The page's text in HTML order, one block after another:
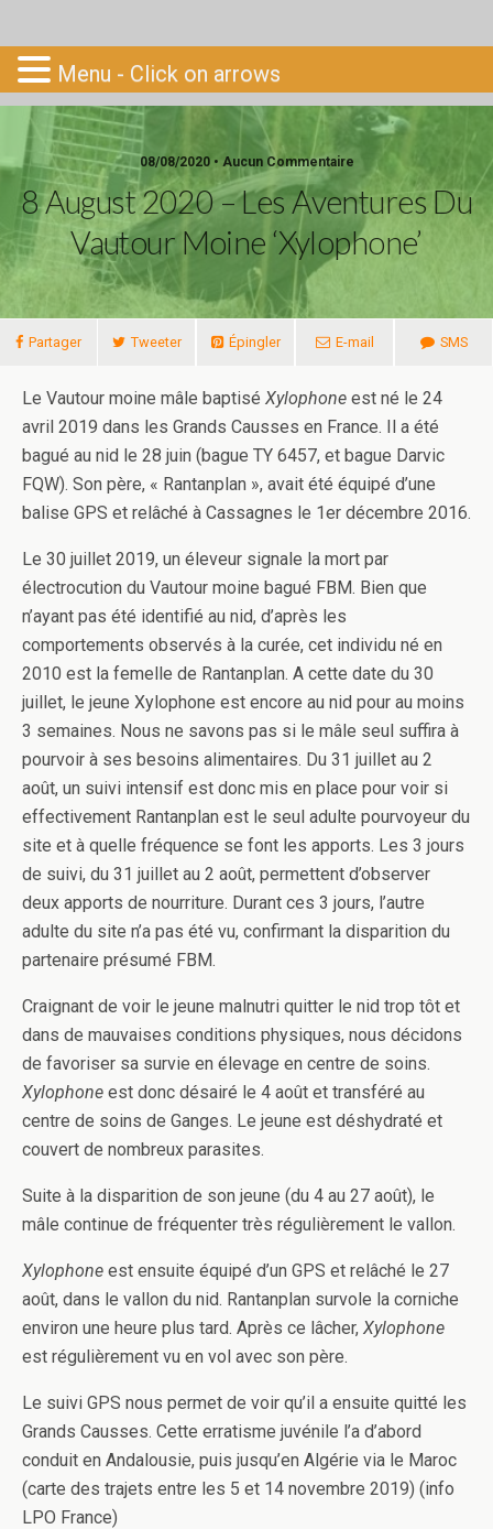
Go-South
08/08/2020 • Aucun Commentaire
8 August 2020 – Les Aventures Du
Vautour Moine ‘xylophone’
Partager Tweeter Épingler E-mail SMS
Le Vautour moine mâle baptisé Xylophone est né le 24
avril 2019 dans les Grands Causses en France. Il a été
bagué au nid le 28 juin (bague TY 6457, et bague Darvic
FQW). Son père, « Rantanplan », avait été équipé d’une
balise GPS et relâché à Cassagnes le 1er décembre 2016.
Le 30 juillet 2019, un éleveur signale la mort par
électrocution du Vautour moine bagué FBM. Bien que
n’ayant pas été identifié au nid, d’après les
comportements observés à la curée, cet individu né en
2010 est la femelle de Rantanplan. A cette date du 30
juillet, le jeune Xylophone est encore au nid pour au moins
3 semaines. Nous ne savons pas si le mâle seul suffira à
pourvoir à ses besoins alimentaires. Du 31 juillet au 2
août, un suivi intensif est donc mis en place pour voir si
effectivement Rantanplan est le seul adulte pourvoyeur du
site et à quelle fréquence se font les apports. Les 3 jours
de suivi, du 31 juillet au 2 août, permettent d’observer
deux apports de nourriture. Durant ces 3 jours, l’autre
adulte du site n’a pas été vu, confirmant la disparition du
partenaire présumé FBM.
Craignant de voir le jeune malnutri quitter le nid trop tôt et
dans de mauvaises conditions physiques, nous décidons
de favoriser sa survie en élevage en centre de soins.
Xylophone est donc désairé le 4 août et transféré au
centre de soins de Ganges. Le jeune est déshydraté et
couvert de nombreux parasites.
Suite à la disparition de son jeune (du 4 au 27 août), le
mâle continue de fréquenter très régulièrement le vallon.
Xylophone est ensuite équipé d’un GPS et relâché le 27
août, dans le vallon du nid. Rantanplan survole la corniche
environ une heure plus tard. Après ce lâcher, Xylophone
est régulièrement vu en vol avec son père.
Le suivi GPS nous permet de voir qu’il a ensuite quitté les
Grands Causses. Cette erratisme juvénile l’a d’abord
conduit en Andalousie, puis jusqu’en Algérie via le Maroc
(carte des trajets entre les 5 et 14 novembre 2019) (info
LPO France)
Menu - Click on arrows